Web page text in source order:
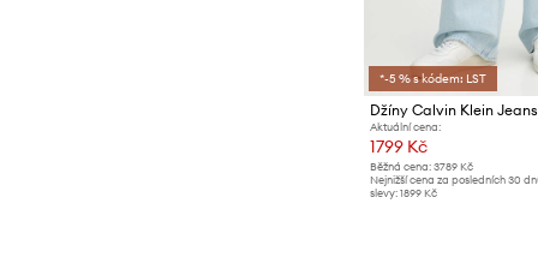
*-5 % s kódem: LST
Džíny Calvin Klein Jeans
Aktuální cena:
1799 Kč
Běžná cena: 3789 Kč
Nejnižší cena za posledních 30
slevy: 1899 Kč